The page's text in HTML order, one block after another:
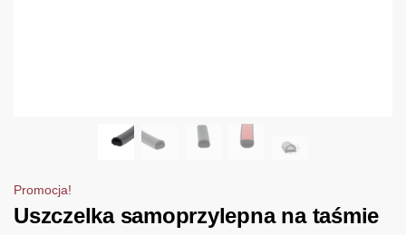
Promocja!
Uszczelka samoprzylepna na taśmie